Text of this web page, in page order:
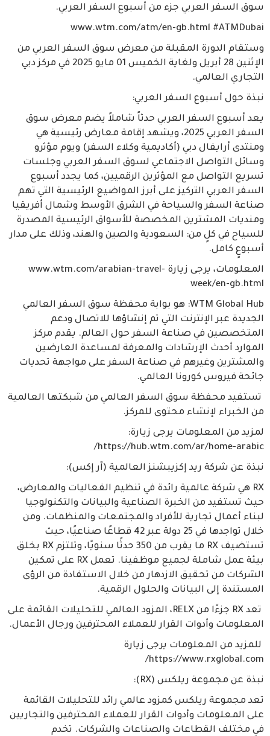
سوق السفر العربي جزء من أسبوع السفر العربي.
www.wtm.com/atm/en-gb.html #ATMDubai
وستقام الدورة المقبلة من معرض سوق السفر العربي من
الإثنين 28 أبريل ولغاية الخميس 01 مايو 2025 في مركز دبي
التجاري العالمي.
نبذة حول أسبوع السفر العربي:
يعد أسبوع السفر العربي حدثاً شاملاً يضم معرض سوق
السفر العربي 2025، ويشهد إقامة معارض رئيسية هي
ومنتدى أرايفال دبي (أكاديمية وكلاء السفر) ويوم مؤثرو
وسائل التواصل الاجتماعي لسوق السفر العربي وجلسات
تسريع التواصل مع المؤثرين الرقميين، كما يجدد أسبوع
السفر العربي التركيز على أبرز المواضيع الرئيسية التي تهم
صناعة السفر والسياحة في الشرق الأوسط وشمال أفريقيا
ومنديات المشترين المخصصة للأسواق الرئيسية المصدرة
للسياح في كلٍ من: السعودية والصين والهند، وذلك على مدار
أسبوعٍ كامل.
المعلومات، يرجى زيارة www.wtm.com/arabian-travel-
week/en-gb.html
WTM Global Hub: هو بوابة محفظة سوق السفر العالمي
الجديدة عبر الإنترنت التي تم إنشاؤها للاتصال ودعم
المتخصصين في صناعة السفر حول العالم. يقدم مركز
الموارد أحدث الإرشادات والمعرفة لمساعدة العارضين
والمشترين وغيرهم في صناعة السفر على مواجهة تحديات
جائحة فيروس كورونا العالمي.
تستفيد محفظة سوق السفر العالمي من شبكتها العالمية
من الخبراء لإنشاء محتوى للمركز.
لمزيد من المعلومات يرجى زيارة:
https://hub.wtm.com/ar/home-arabic/
نبذة عن شركة ريد إكزيبشنز العالمية (آر إكس):
RX هي شركة عالمية رائدة في تنظيم الفعاليات والمعارض،
حيث تستفيد من الخبرة الصناعية والبيانات والتكنولوجيا
لبناء أعمال تجارية للأفراد والمجتمعات والمنظمات. ومن
خلال تواجدها في 25 دولة عبر 42 قطاعًا صناعيًا، حيث
تستضيف RX ما يقرب من 350 حدثًا سنويًا، وتلتزم RX بخلق
بيئة عمل شاملة لجميع موظفينا. تعمل RX على تمكين
الشركات من تحقيق الازدهار من خلال الاستفادة من الرؤى
المستندة إلى البيانات والحلول الرقمية.
تعد RX جزءًا من RELX، المزود العالمي للتحليلات القائمة على
المعلومات وأدوات القرار للعملاء المحترفين ورجال الأعمال.
للمزيد من المعلومات يرجى زيارة
https://www.rxglobal.com/
نبذة عن مجموعة ريلكس (RX):
تعد مجموعة ريلكس كمزود عالمي رائد للتحليلات القائمة
على المعلومات وأدوات القرار للعملاء المحترفين والتجاريين
في مختلف القطاعات والصناعات والشركات. تخدم